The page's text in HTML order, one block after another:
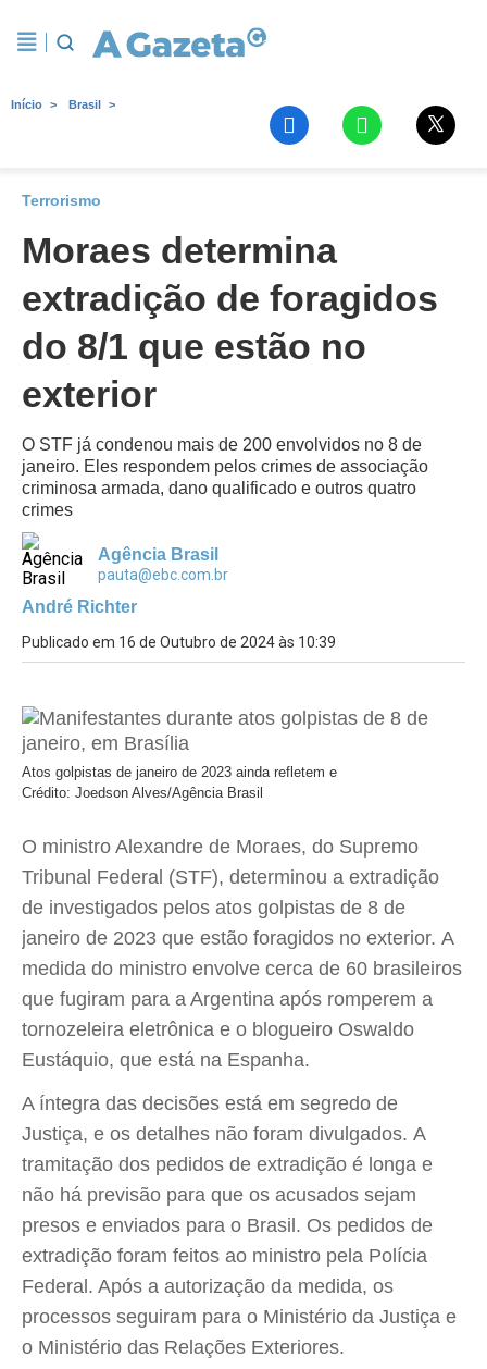
Início Brasil
Terrorismo
Moraes determina
extradição de foragidos
do 8/1 que estão no
exterior
O STF já condenou mais de 200 envolvidos no 8 de
janeiro. Eles respondem pelos crimes de associação
criminosa armada, dano qualificado e outros quatro
crimes
Agência Brasil
pauta@ebc.com.br
André Richter
Publicado em 16 de Outubro de 2024 às 10:39
Atos golpistas de janeiro de 2023 ainda refletem e
Crédito: Joedson Alves/Agência Brasil
O ministro Alexandre de Moraes, do Supremo
Tribunal Federal (STF), determinou a extradição
de investigados pelos atos golpistas de 8 de
janeiro de 2023 que estão foragidos no exterior. A
medida do ministro envolve cerca de 60 brasileiros
que fugiram para a Argentina após romperem a
tornozeleira eletrônica e o blogueiro Oswaldo
Eustáquio, que está na Espanha.
A íntegra das decisões está em segredo de
Justiça, e os detalhes não foram divulgados. A
tramitação dos pedidos de extradição é longa e
não há previsão para que os acusados sejam
presos e enviados para o Brasil. Os pedidos de
extradição foram feitos ao ministro pela Polícia
Federal. Após a autorização da medida, os
processos seguiram para o Ministério da Justiça e
o Ministério das Relações Exteriores.